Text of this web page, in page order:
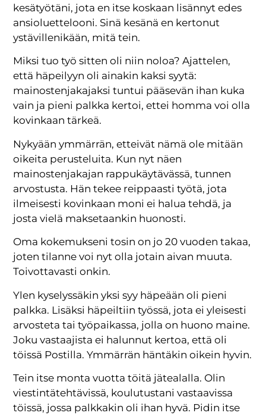
kesätyötäni, jota en itse koskaan lisännyt edes
ansioluettelooni. Sinä kesänä en kertonut
ystävillenikään, mitä tein.
Miksi tuo työ sitten oli niin noloa? Ajattelen,
että häpeilyyn oli ainakin kaksi syytä:
mainostenjakajaksi tuntui pääsevän ihan kuka
vain ja pieni palkka kertoi, ettei homma voi olla
kovinkaan tärkeä.
Nykyään ymmärrän, etteivät nämä ole mitään
oikeita perusteluita. Kun nyt näen
mainostenjakajan rappukäytävässä, tunnen
arvostusta. Hän tekee reippaasti työtä, jota
ilmeisesti kovinkaan moni ei halua tehdä, ja
josta vielä maksetaankin huonosti.
Oma kokemukseni tosin on jo 20 vuoden takaa,
joten tilanne voi nyt olla jotain aivan muuta.
Toivottavasti onkin.
Ylen kyselyssäkin yksi syy häpeään oli pieni
palkka. Lisäksi häpeiltiin työssä, jota ei yleisesti
arvosteta tai työpaikassa, jolla on huono maine.
Joku vastaajista ei halunnut kertoa, että oli
töissä Postilla. Ymmärrän häntäkin oikein hyvin.
Tein itse monta vuotta töitä jätealalla. Olin
viestintätehtävissä, koulutustani vastaavissa
töissä, jossa palkkakin oli ihan hyvä. Pidin itse